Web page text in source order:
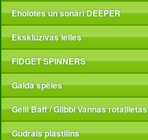
Eholotes un sonāri DEEPER
Ekskluzīvas lelles
FIDGET SPINNERS
Galda spēles
Gelli Baff / Glibbi Vannas rotaļlietas
Gudrais plastilīns